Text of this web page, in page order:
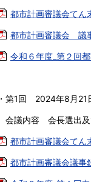
都市計画審議会て
都市計画審議会 議
令和６年度_第２回
・第1回 2024年8月21
会議内容 会長選出及
都市計画審議会てん
都市計画審議会議事